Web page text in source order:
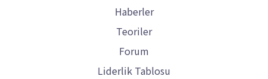
Haberler
Teoriler
Forum
Liderlik Tablosu